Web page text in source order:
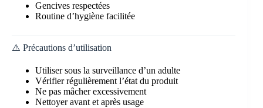
Gencives respectées
Routine d’hygiène facilitée
⚠️ Précautions d’utilisation
Utiliser sous la surveillance d’un adulte
Vérifier régulièrement l’état du produit
Ne pas mâcher excessivement
Nettoyer avant et après usage